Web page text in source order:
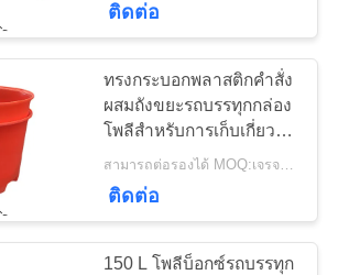
สารเคมี
48
ติดต่อ
ทรงกระบอกพลาสติกคำสั่ง
ผสมถังขยะรถบรรทุกกล่อง
โพลีสำหรับการเก็บเกี่ยว
อาหารและยา
สามารถต่อรองได้ MOQ:เจรจาต่อรอง
ติดต่อ
150 L โพลีบ็อกซ์รถบรรทุก